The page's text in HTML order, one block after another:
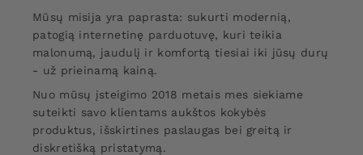
Mūsų misija yra paprasta: sukurti modernią,
patogią internetinę parduotuvę, kuri teikia
malonumą, jaudulį ir komfortą tiesiai iki jūsų durų
- už prieinamą kainą.
Nuo mūsų įsteigimo 2018 metais mes siekiame
suteikti savo klientams aukštos kokybės
produktus, išskirtines paslaugas bei greitą ir
diskretišką pristatymą.